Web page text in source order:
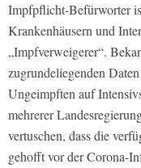
Impfpflicht-Befürworter
Krankenhäusern und
„Impfverweigerer“.
zugrundeliegenden
Ungeimpften auf
mehrerer
vertuschen, dass die
gehofft vor der Corona-